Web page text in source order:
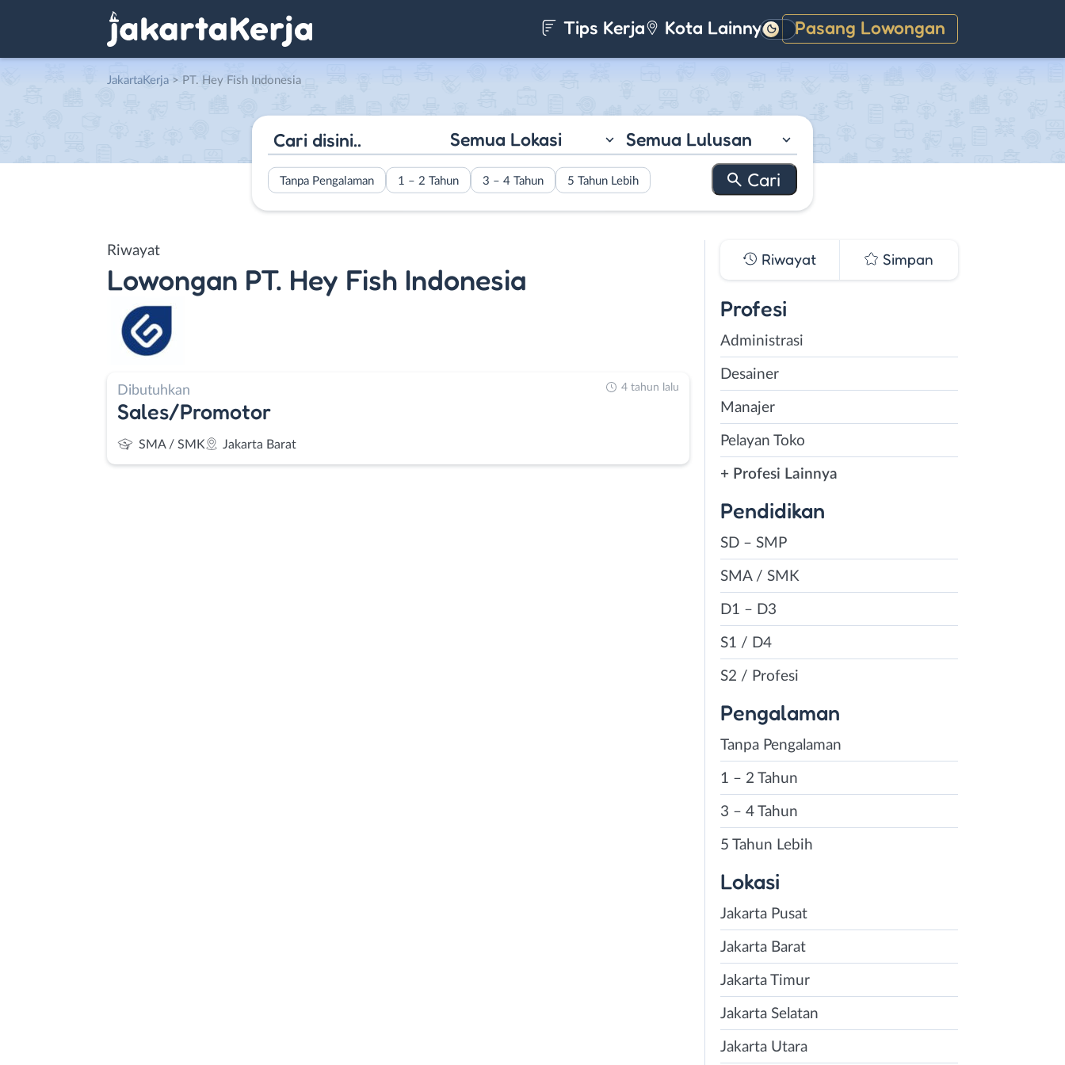
Tips Kerja Kota Lainnya Pasang Lowongan
Gelap
JakartaKerja > PT. Hey Fish Indonesia
Semua Lokasi Semua Lulusan
Tanpa Pengalaman 1 – 2 Tahun 3 – 4 Tahun 5 Tahun Lebih
Riwayat
Lowongan PT. Hey Fish Indonesia
Dibutuhkan
Sales/Promotor
SMA / SMK Jakarta Barat
4 tahun lalu
Riwayat Simpan
Profesi
Administrasi
Desainer
Manajer
Pelayan Toko
+ Profesi Lainnya
Pendidikan
SD – SMP
SMA / SMK
D1 – D3
S1 / D4
S2 / Profesi
Pengalaman
Tanpa Pengalaman
1 – 2 Tahun
3 – 4 Tahun
5 Tahun Lebih
Lokasi
Jakarta Pusat
Jakarta Barat
Jakarta Timur
Jakarta Selatan
Jakarta Utara